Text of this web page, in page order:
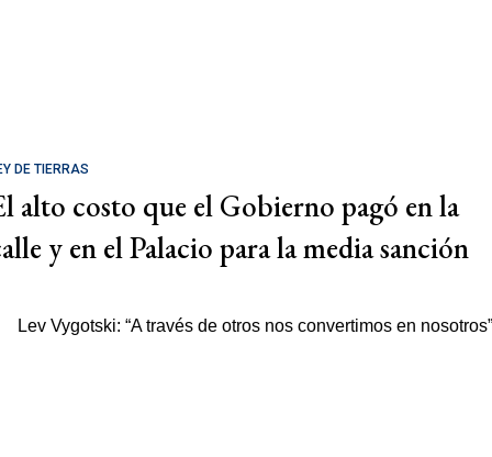
DE TIERRAS
alto costo que el Gobierno pagó en la
y en el Palacio para la media sanción